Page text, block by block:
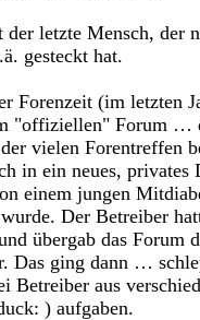
letzte Mensch, der
gesteckt hat.
Forenzeit (im letzten
"offiziellen" Forum …
vielen Forentreffen
in ein neues, privates
einem jungen
Der Betreiber
übergab das Forum
Das ging dann …
Betreiber aus
) aufgaben.